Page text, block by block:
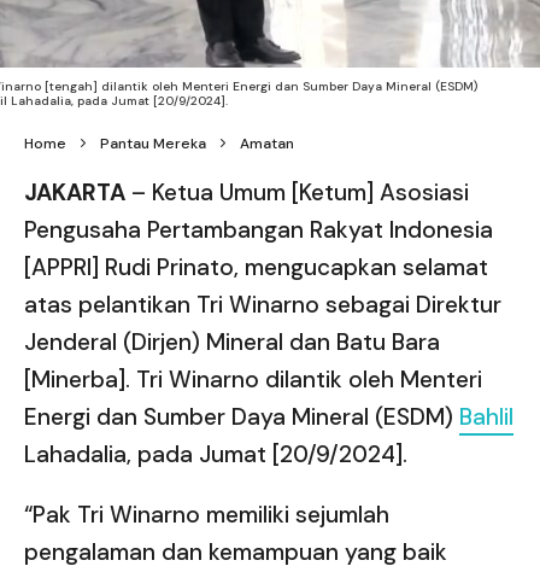
[tengah] dilantik oleh Menteri Energi dan Sumber Daya Mineral (ESDM)
Lahadalia, pada Jumat [20/9/2024].
Home Pantau Mereka Amatan
JAKARTA – Ketua Umum [Ketum] Asosiasi
Pengusaha Pertambangan Rakyat Indonesia
[APPRI] Rudi Prinato, mengucapkan selamat
atas pelantikan Tri Winarno sebagai Direktur
Jenderal (Dirjen) Mineral dan Batu Bara
[Minerba]. Tri Winarno dilantik oleh Menteri
Energi dan Sumber Daya Mineral (ESDM) Bahlil
Lahadalia, pada Jumat [20/9/2024].
“Pak Tri Winarno memiliki sejumlah
pengalaman dan kemampuan yang baik